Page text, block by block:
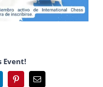
Event!
PinterestEmail